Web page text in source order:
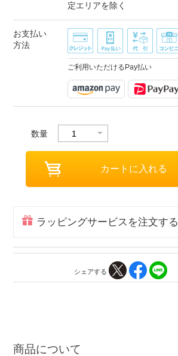
定エリアを除く
お支払い
方法
ご利用いただけるPay払い
数量
ラッピングサービスを注文する
シェアする
商品について